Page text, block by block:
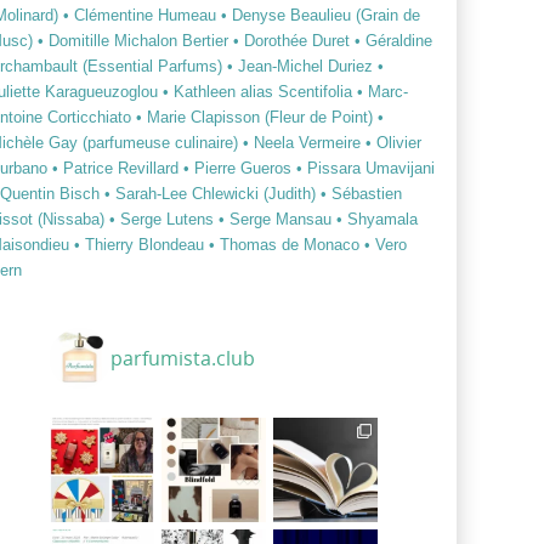
• Clémentine Humeau • Denyse Beaulieu (Grain de
• Domitille Michalon Bertier • Dorothée Duret • Géraldine
(Essential Parfums) • Jean-Michel Duriez •
Karagueuzoglou • Kathleen alias Scentifolia • Marc-
Corticchiato • Marie Clapisson (Fleur de Point) •
Gay (parfumeuse culinaire) • Neela Vermeire • Olivier
• Patrice Revillard • Pierre Gueros • Pissara Umavijani
Bisch • Sarah-Lee Chlewicki (Judith) • Sébastien
(Nissaba) • Serge Lutens • Serge Mansau • Shyamala
• Thierry Blondeau • Thomas de Monaco • Vero
parfumista.club